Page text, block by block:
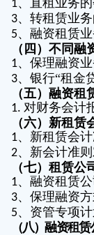
1、直租业务
3、转租赁业
5、融资租赁
（四）不同
1、保理融资
3、银行“租金
（五）融资
1. 对财务会计
（六）新租
1、新租赁会
2、新会计准
（七）租赁
1、融资租赁
3、保理融资
5、资管专项
（八）融资租